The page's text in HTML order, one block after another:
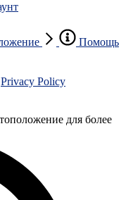
Помощь
Privacy Policy
для более